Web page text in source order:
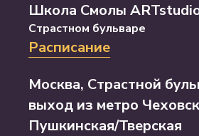
Школа Смолы
Страстном бульваре
Расписание
Москва, Страстной
выход из метро
Пушкинская/Тверская